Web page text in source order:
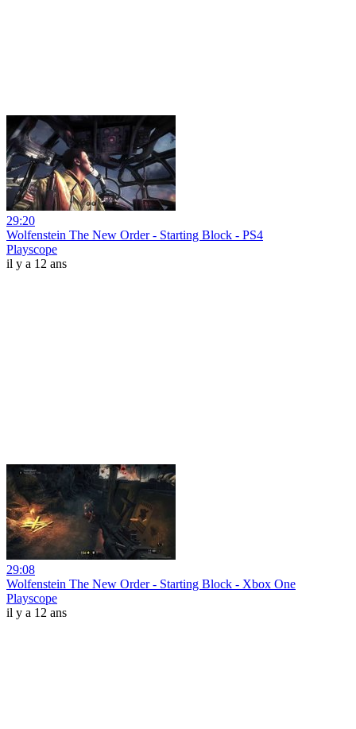
29:20
Wolfenstein The New Order - Starting Block - PS4
Playscope
il y a 12 ans
29:08
Wolfenstein The New Order - Starting Block - Xbox One
Playscope
il y a 12 ans